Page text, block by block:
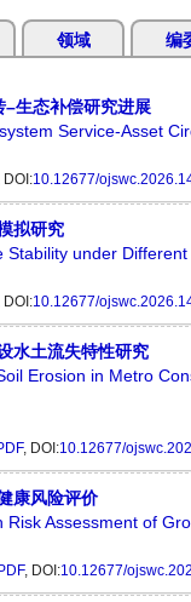
领域 编
生态补偿研究进展
Service-Asset
DOI:10.12677/
拟研究
Stability under
DOI:10.12677/
水土流失特性研究
Erosion in Metro
, DOI:10.12677/
康风险评价
Assessment of
PDF, DOI:10.12677/